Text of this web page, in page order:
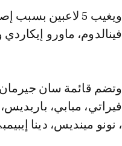
ويغيب 5 لاعبين
فينالدوم، ماورو إيكاردي
فيراتي، مبابي، باريديس،
، نونو مينديس، دينا